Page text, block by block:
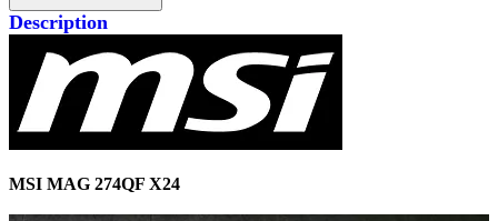
Description
MSI MAG 274QF X24